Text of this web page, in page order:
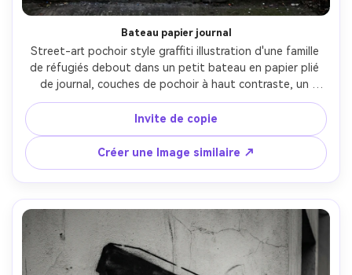
Bateau papier journal
Street-art pochoir style graffiti illustration d'une famille
de réfugiés debout dans un petit bateau en papier plié
de journal, couches de pochoir à haut contraste, un
accent de gilet de sauvetage orange, texture du mur du
port intempérié avec peinture pelée, brume de peinture
pulvérisée, sentiment documentaire émotionnel, forte
composition d'affiche verticale, espace négatif zone du
ciel pour la légende, objectif 85mm, profondeur de champ
peu profonde, éclairage cinématographique doux-AR 4:5
Invite de copie
Créer une Image similaire ↗